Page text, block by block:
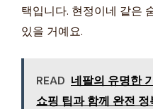
택입니다. 현정이네 같은
있을 거예요.
READ 네팔의 유명한
쇼핑 팁과 함께 완전 정